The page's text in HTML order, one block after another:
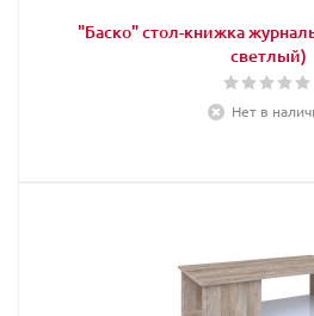
"Баско" стол-книжка
светлый)
Нет в